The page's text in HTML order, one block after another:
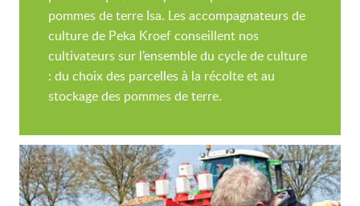
pommes de terre Isa. Les accompagnateurs de
culture de Peka Kroef conseillent nos
cultivateurs sur l’ensemble du cycle de culture
: du choix des parcelles à la récolte et au
stockage des pommes de terre.